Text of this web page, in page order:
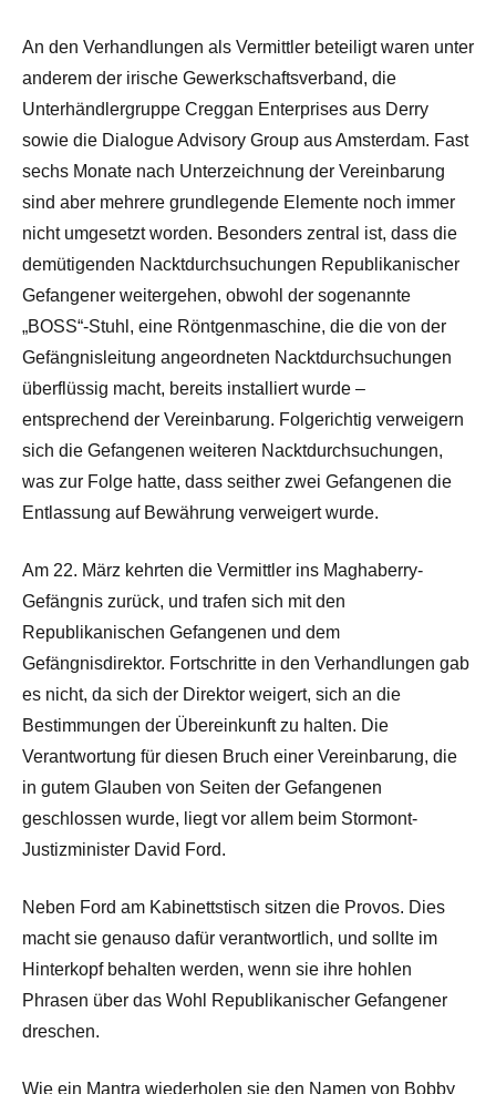
An den Verhandlungen als Vermittler beteiligt waren unter
anderem der irische Gewerkschaftsverband, die
Unterhändlergruppe Creggan Enterprises aus Derry
sowie die Dialogue Advisory Group aus Amsterdam. Fast
sechs Monate nach Unterzeichnung der Vereinbarung
sind aber mehrere grundlegende Elemente noch immer
nicht umgesetzt worden. Besonders zentral ist, dass die
demütigenden Nacktdurchsuchungen Republikanischer
Gefangener weitergehen, obwohl der sogenannte
„BOSS“-Stuhl, eine Röntgenmaschine, die die von der
Gefängnisleitung angeordneten Nacktdurchsuchungen
überflüssig macht, bereits installiert wurde –
entsprechend der Vereinbarung. Folgerichtig verweigern
sich die Gefangenen weiteren Nacktdurchsuchungen,
was zur Folge hatte, dass seither zwei Gefangenen die
Entlassung auf Bewährung verweigert wurde.
Am 22. März kehrten die Vermittler ins Maghaberry-
Gefängnis zurück, und trafen sich mit den
Republikanischen Gefangenen und dem
Gefängnisdirektor. Fortschritte in den Verhandlungen gab
es nicht, da sich der Direktor weigert, sich an die
Bestimmungen der Übereinkunft zu halten. Die
Verantwortung für diesen Bruch einer Vereinbarung, die
in gutem Glauben von Seiten der Gefangenen
geschlossen wurde, liegt vor allem beim Stormont-
Justizminister David Ford.
Neben Ford am Kabinettstisch sitzen die Provos. Dies
macht sie genauso dafür verantwortlich, und sollte im
Hinterkopf behalten werden, wenn sie ihre hohlen
Phrasen über das Wohl Republikanischer Gefangener
dreschen.
Wie ein Mantra wiederholen sie den Namen von Bobby